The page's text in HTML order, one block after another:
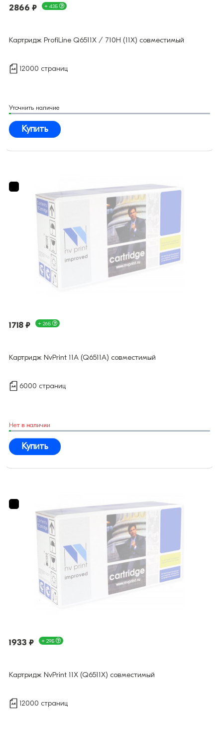
2866 ₽ + 43Б
Картридж ProfiLine Q6511X / 710H (11X) совместимый
12000 страниц
Уточнить наличие
Купить
1718 ₽ + 26Б
Картридж NvPrint 11A (Q6511A) совместимый
6000 страниц
Нет в наличии
Купить
1933 ₽ + 29Б
Картридж NvPrint 11X (Q6511X) совместимый
12000 страниц